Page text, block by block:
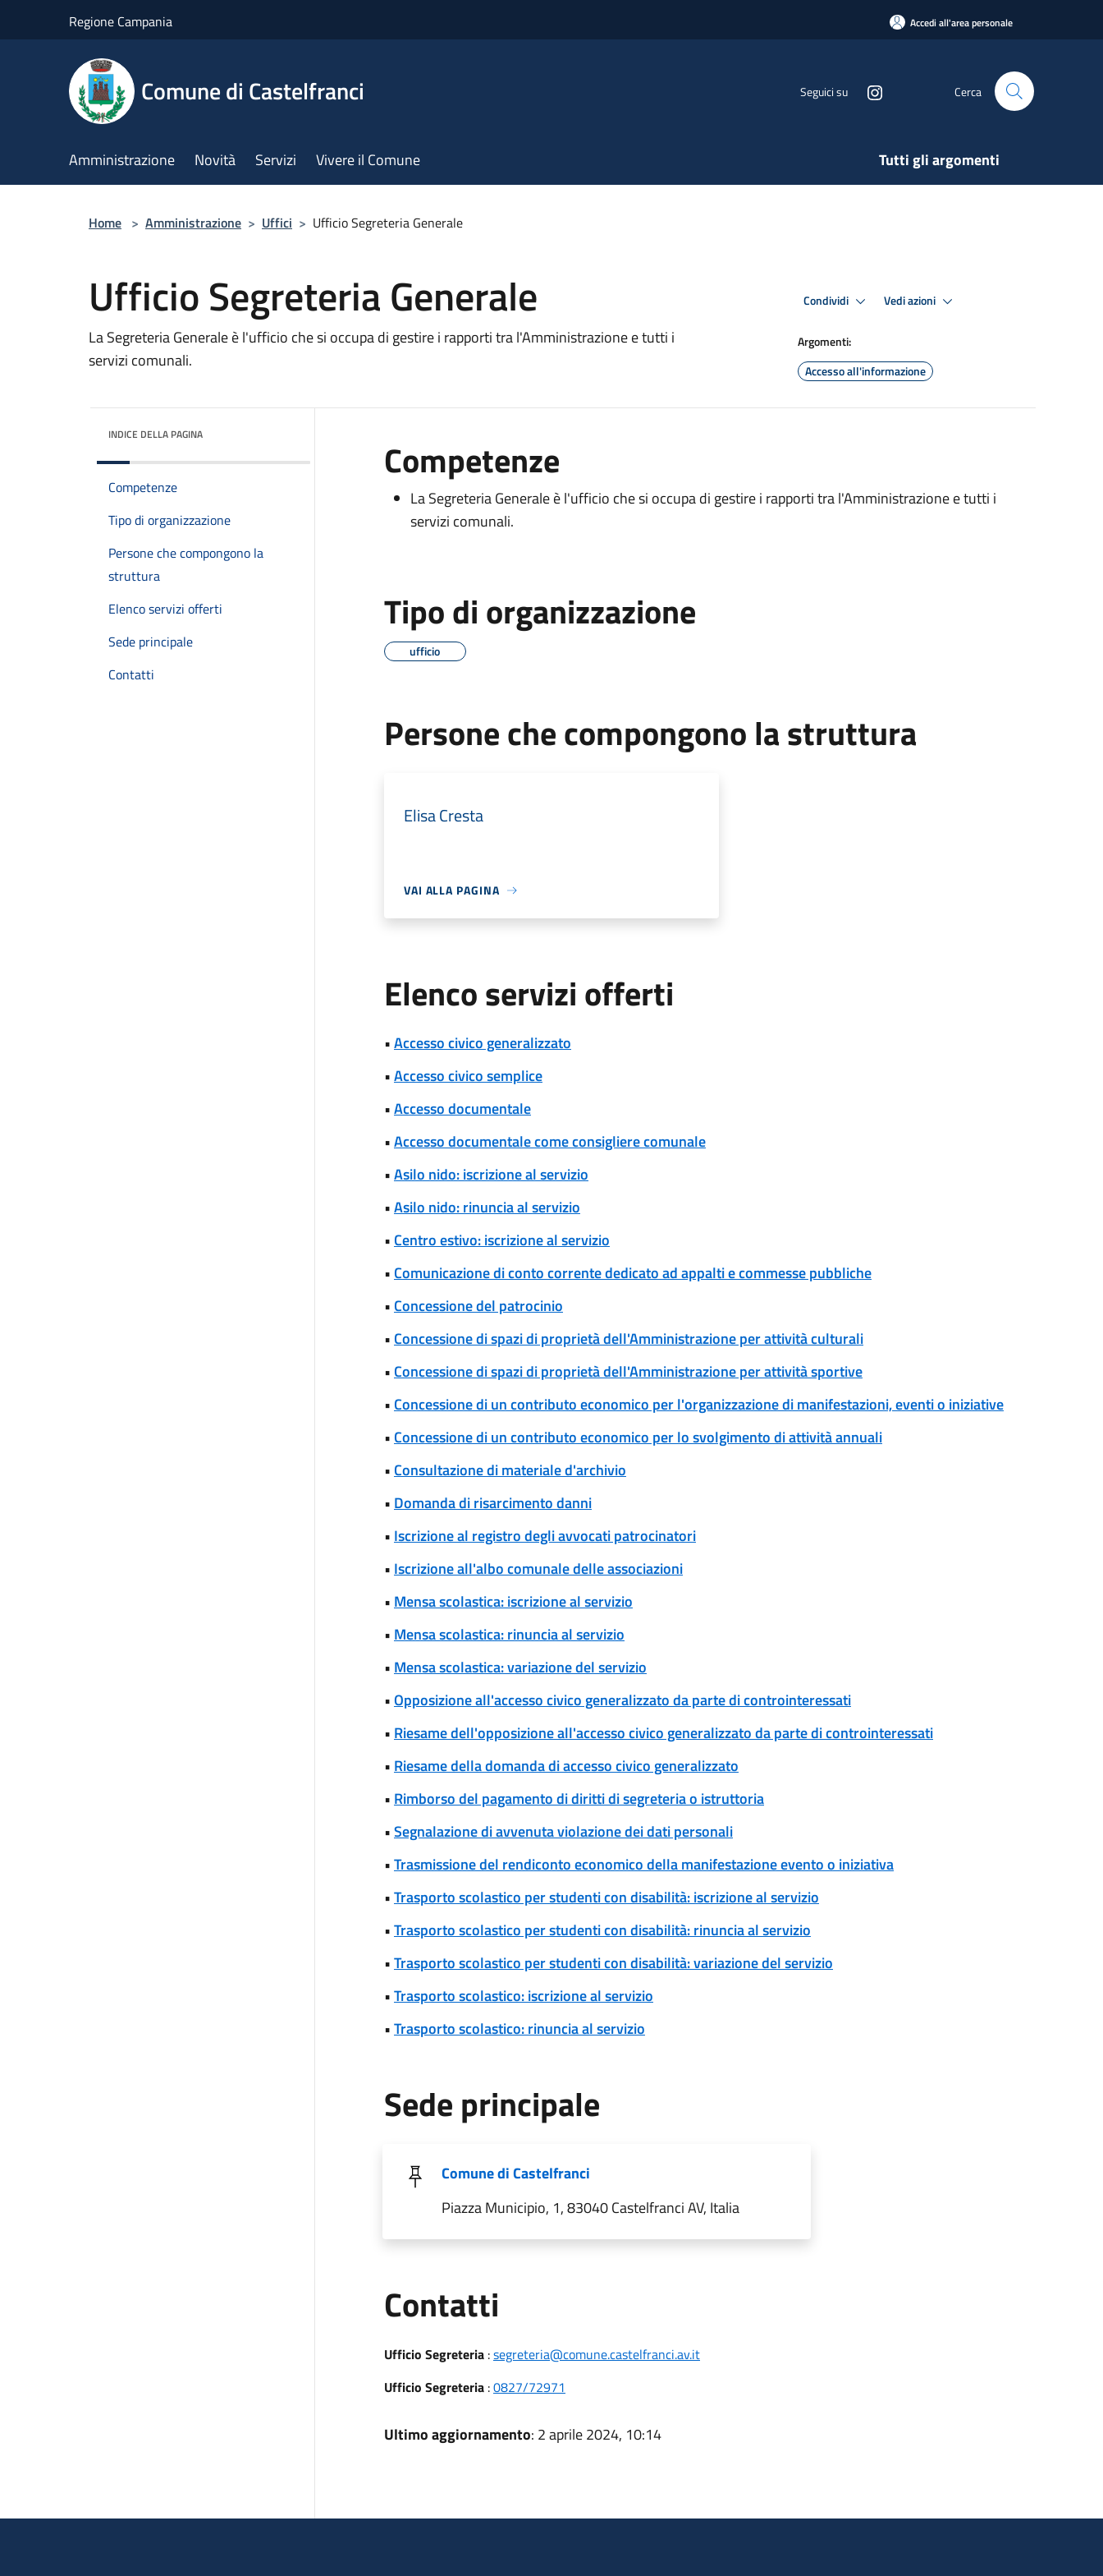
Regione Campania Accedi all'area personale
Comune di Castelfranci Seguici su Cerca
Amministrazione Novità Servizi Vivere il Comune Tutti gli argomenti
Home > Amministrazione > Uffici > Ufficio Segreteria Generale
Ufficio Segreteria Generale
La Segreteria Generale è l'ufficio che si occupa di gestire i rapporti tra l'Amministrazione e tutti i
servizi comunali.
Condividi Vedi azioni
Argomenti:
Accesso all'informazione
INDICE DELLA PAGINA
Competenze
Tipo di organizzazione
Persone che compongono la
struttura
Elenco servizi offerti
Sede principale
Contatti
Competenze
La Segreteria Generale è l'ufficio che si occupa di gestire i rapporti tra l'Amministrazione e tutti i
servizi comunali.
Tipo di organizzazione
ufficio
Persone che compongono la struttura
Elisa Cresta
VAI ALLA PAGINA
Elenco servizi offerti
•Accesso civico generalizzato
•Accesso civico semplice
•Accesso documentale
•Accesso documentale come consigliere comunale
•Asilo nido: iscrizione al servizio
•Asilo nido: rinuncia al servizio
• Centro estivo: iscrizione al servizio
• Comunicazione di conto corrente dedicato ad appalti e commesse pubbliche
• Concessione del patrocinio
• Concessione di spazi di proprietà dell'Amministrazione per attività culturali
• Concessione di spazi di proprietà dell'Amministrazione per attività sportive
• Concessione di un contributo economico per l'organizzazione di manifestazioni, eventi o iniziative
• Concessione di un contributo economico per lo svolgimento di attività annuali
• Consultazione di materiale d'archivio
• Domanda di risarcimento danni
• Iscrizione al registro degli avvocati patrocinatori
• Iscrizione all'albo comunale delle associazioni
• Mensa scolastica: iscrizione al servizio
• Mensa scolastica: rinuncia al servizio
• Mensa scolastica: variazione del servizio
•Opposizione all'accesso civico generalizzato da parte di controinteressati
• Riesame dell'opposizione all'accesso civico generalizzato da parte di controinteressati
• Riesame della domanda di accesso civico generalizzato
• Rimborso del pagamento di diritti di segreteria o istruttoria
•Segnalazione di avvenuta violazione dei dati personali
•Trasmissione del rendiconto economico della manifestazione evento o iniziativa
•Trasporto scolastico per studenti con disabilità: iscrizione al servizio
•Trasporto scolastico per studenti con disabilità: rinuncia al servizio
•Trasporto scolastico per studenti con disabilità: variazione del servizio
•Trasporto scolastico: iscrizione al servizio
•Trasporto scolastico: rinuncia al servizio
Sede principale
Comune di Castelfranci
Piazza Municipio, 1, 83040 Castelfranci AV, Italia
Contatti
Ufficio Segreteria:segreteria@comune.castelfranci.av.it
Ufficio Segreteria:0827/72971
Ultimo aggiornamento: 2 aprile 2024, 10:14